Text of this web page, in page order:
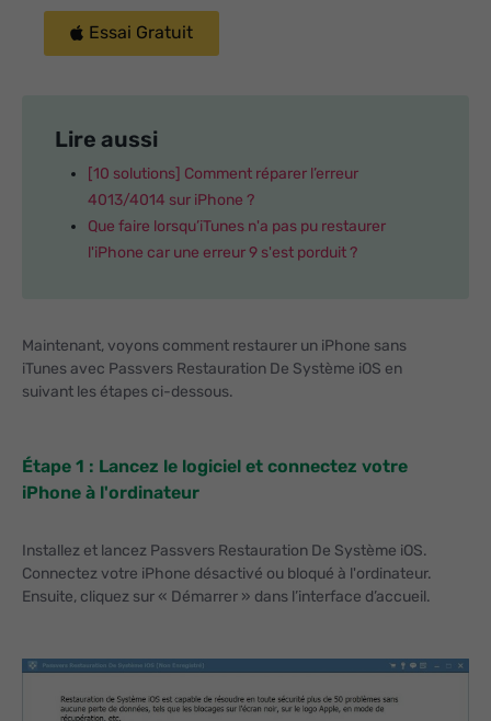
Essai Gratuit
Lire aussi
[10 solutions] Comment réparer l’erreur
4013/4014 sur iPhone ?
Que faire lorsqu’iTunes n'a pas pu restaurer
l'iPhone car une erreur 9 s'est porduit ?
Maintenant, voyons comment restaurer un iPhone sans
iTunes avec Passvers Restauration De Système iOS en
suivant les étapes ci-dessous.
Étape 1 : Lancez le logiciel et connectez votre
iPhone à l'ordinateur
Installez et lancez Passvers Restauration De Système iOS.
Connectez votre iPhone désactivé ou bloqué à l'ordinateur.
Ensuite, cliquez sur « Démarrer » dans l’interface d’accueil.